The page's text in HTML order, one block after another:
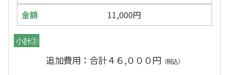
11,000円
小計②
追加費用：合計４６,０００円 （税込）